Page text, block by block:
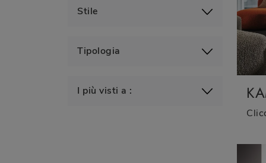
Stile
Tipologia
I più visti a :